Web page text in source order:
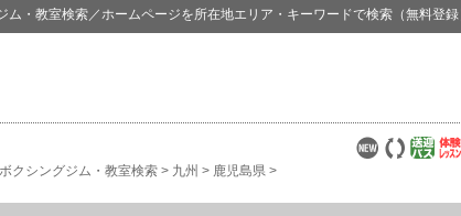
ム・教室検索／ホームページを所在地エリア・キーワードで検索（無料登録
ボクシングジム・教室検索 > 九州 > 鹿児島県 >